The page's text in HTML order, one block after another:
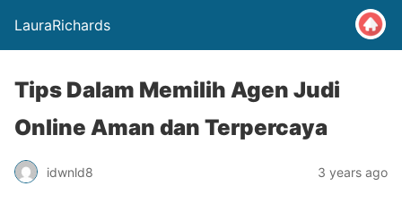
LauraRichards
Tips Dalam Memilih Agen Judi
Online Aman dan Terpercaya
idwnld8 3 years ago